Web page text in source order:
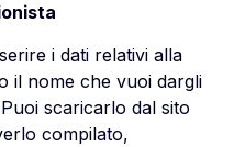
i dati relativi alla
il nome che vuoi dargli
scaricarlo dal sito
compilato,